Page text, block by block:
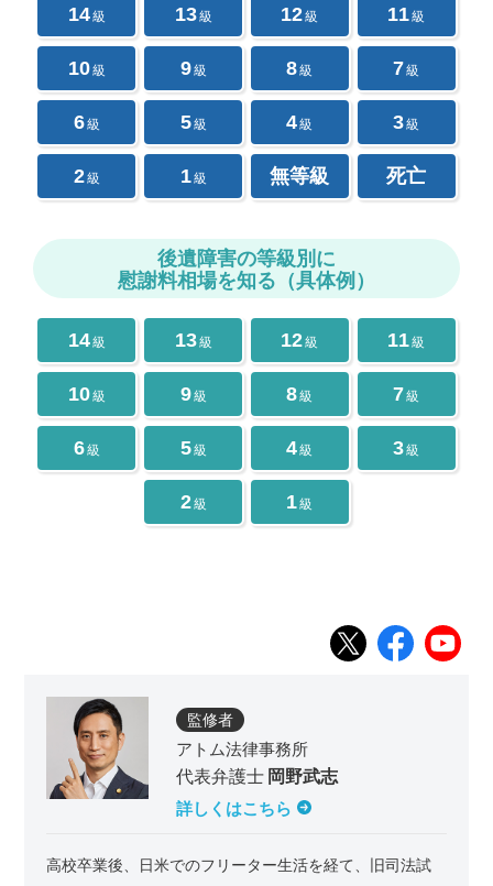
14級 13級 12級 11級
10級 9級 8級 7級
6級 5級 4級 3級
2級 1級 無等級 死亡
後遺障害の等級別に
慰謝料相場を知る（具体例）
14級 13級 12級 11級
10級 9級 8級 7級
6級 5級 4級 3級
2級 1級
監修者
アトム法律事務所
代表弁護士 岡野武志
詳しくはこちら
高校卒業後、日米でのフリーター生活を経て、旧司法試